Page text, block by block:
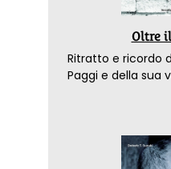
Oltre
Ritratto e ricordo
Paggi e della sua